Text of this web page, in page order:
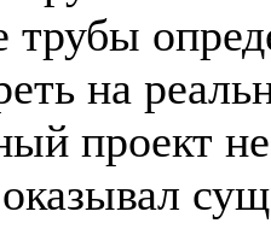
на
проект